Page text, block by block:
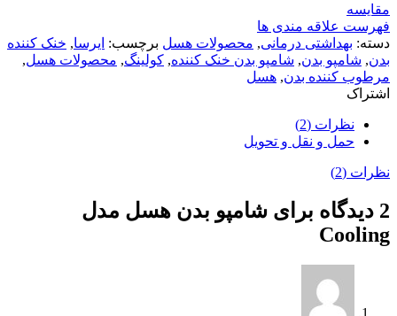
مقایسه
فهرست علاقه مندی ها
دسته: بهداشتی درمانی, محصولات هسل برچسب: ایرسا, خنک کننده
بدن, شامپو بدن, شامپو بدن خنک کننده, کولینگ, محصولات هسل,
مرطوب کننده بدن, هسل
اشتراک
نظرات (2)
حمل و نقل و تحویل
نظرات (2)
2 دیدگاه برای
شامپو بدن هسل مدل
Cooling